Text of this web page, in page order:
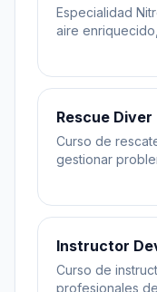
Especialidad
aire
Rescue Diver
Curso de
gestionar
Instructor
Curso de
profesionales